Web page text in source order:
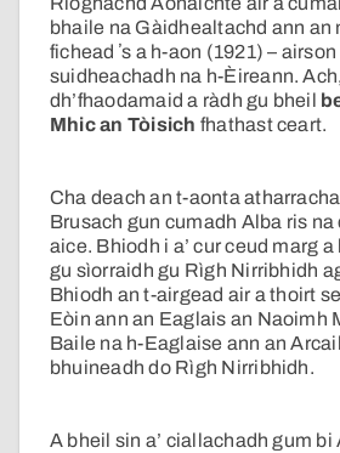
bhaile na Gàidhealtachd ann an
fichead ʼs a h-aon (1921) –
suidheachadh na h-Èireann.
dh’fhaodamaid a ràdh gu bheil
Mhic an Tòisich fhathast ceart.
Cha deach an t-aonta
Brusach gun cumadh Alba ris
aice. Bhiodh i a’ cur ceud marg
gu sìorraidh gu Rìgh Nirribhidh
Bhiodh an t-airgead air a thoirt
Eòin ann an Eaglais an Naoimh
Baile na h-Eaglaise ann an
bhuineadh do Rìgh Nirribhidh.
A bheil sin a’ ciallachadh gum bi